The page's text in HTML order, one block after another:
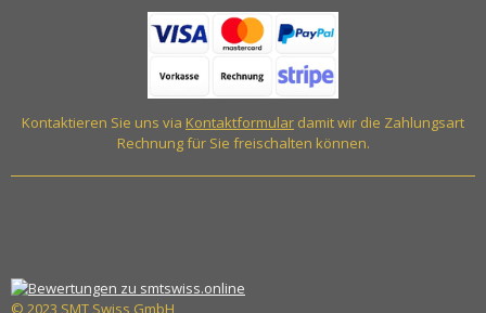
Kontaktieren Sie uns via Kontaktformular damit wir die Zahlungsart
Rechnung für Sie freischalten können.